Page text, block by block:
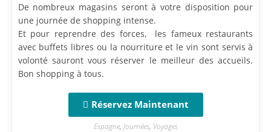
De nombreux magasins seront à votre disposition pour
une journée de shopping intense.
Et pour reprendre des forces, les fameux restaurants
avec buffets libres ou la nourriture et le vin sont servis à
volonté sauront vous réserver le meilleur des accueils.
Bon shopping à tous.
Réservez Maintenant
Espagne, Journées, Voyages